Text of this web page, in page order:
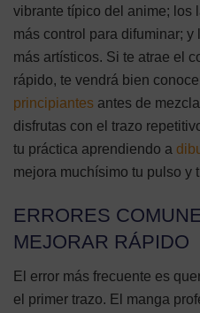
vibrante típico del anime; los
más control para difuminar;
más artísticos. Si te atrae el
rápido, te vendrá bien
principiantes antes de
disfrutas con el trazo
tu práctica aprendiendo a
mejora muchísimo tu pulso y
ERRORES
MEJORAR RÁPIDO
El error más frecuente es
el primer trazo. El manga